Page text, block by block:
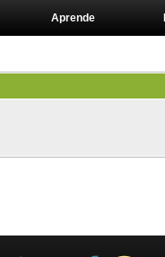
Aprende